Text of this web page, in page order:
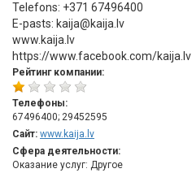
Telefons: +371 67496400
E-pasts: kaija@kaija.lv
www.kaija.lv
https://www.facebook.com/kaija.lv
Рейтинг компании:
Телефоны:
67496400; 29452595
Сайт: www.kaija.lv
Сфера деятельности:
Оказание услуг: Другое